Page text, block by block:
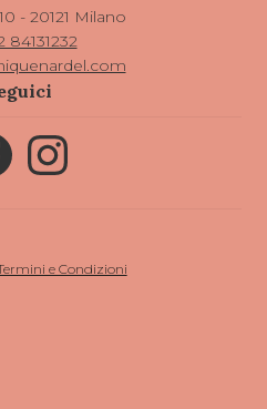
- 20121 Milano
84131232
Instagram
e Condizioni